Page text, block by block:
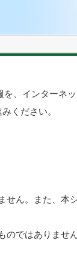
を、インターネ
ください。
せん。また、本
のではありませ